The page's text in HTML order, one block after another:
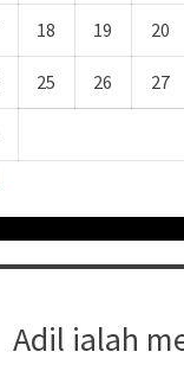
18 19 20
25 26 27
Adil ialah